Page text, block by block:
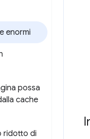
enormi
possa
cache
ridotto di